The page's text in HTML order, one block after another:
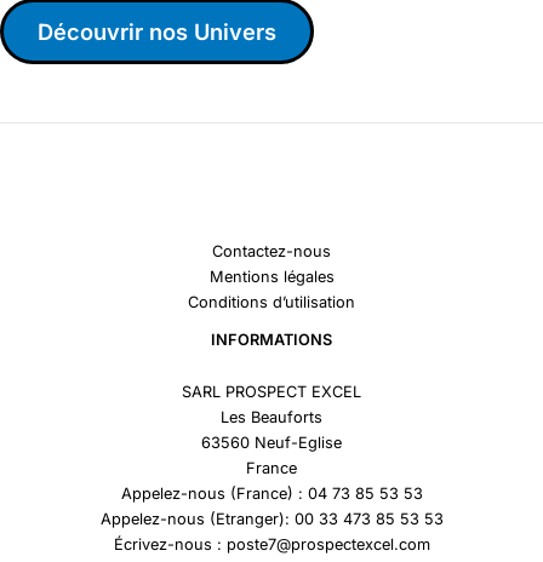
Découvrir nos Univers
Contactez-nous
Mentions légales
Conditions d’utilisation
INFORMATIONS
SARL PROSPECT EXCEL
Les Beauforts
63560 Neuf-Eglise
France
Appelez-nous (France) : 04 73 85 53 53
Appelez-nous (Etranger): 00 33 473 85 53 53
Écrivez-nous : poste7@prospectexcel.com